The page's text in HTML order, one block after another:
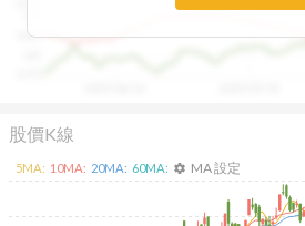
0.85
股價K線
5MA: 10MA: 20MA: 60MA: settings MA 設定